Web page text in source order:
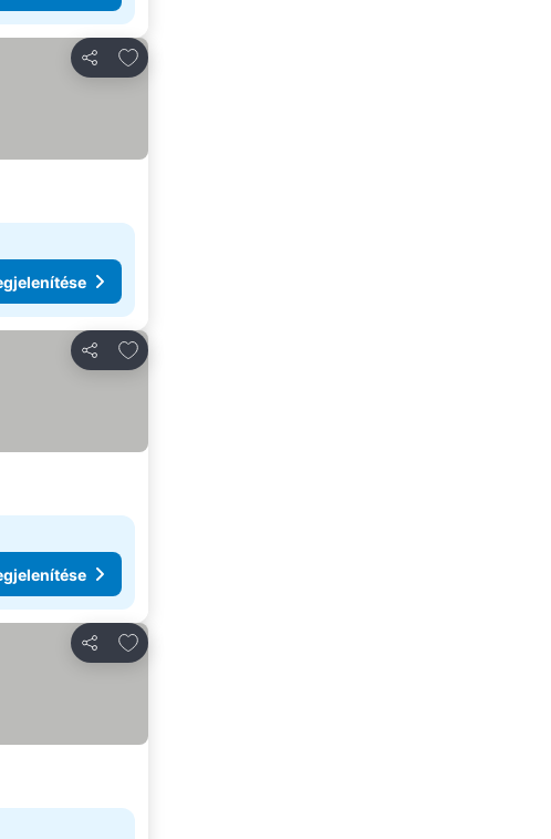
Megosztás
Hozzáadás a kedvencekhez
Megosztás
Hozzáadás a kedvencekhez
Megosztás
Hozzáadás a kedvencekhez